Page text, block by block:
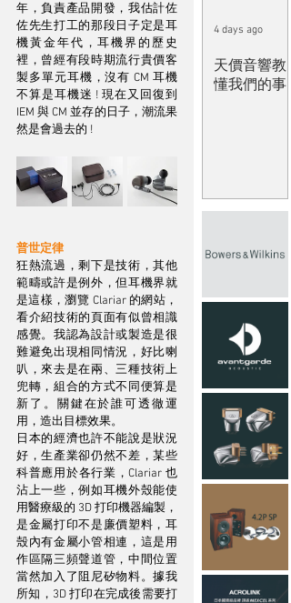
年，負責產品開發，我估計佐
佐先生打工的那段日子定是耳
機黃金年代，耳機界的歷史
裡，曾經有段時期流行貴價客
製多單元耳機，沒有 CM 耳機
不算是耳機迷 ! 現在又回復到
IEM 與 CM 並存的日子，潮流果
然是會過去的 !
普世定律
狂熱流過，剩下是技術，其他
範疇或許是例外，但耳機界就
是這樣，瀏覽 Clariar 的網站，
看介紹技術的頁面有似曾相識
感覺。我認為設計或製造是很
難避免出現相同情況，好比喇
叭，來去是在兩、三種技術上
兜轉，組合的方式不同便算是
新了。關鍵在於誰可透徹運
用，造出目標效果。
日本的經濟也許不能說是狀況
好，生產業卻仍然不差，某些
科普應用於各行業，Clariar 也
沾上一些，例如耳機外殼能使
用醫療級的 3D 打印機器編製，
是金屬打印不是廉價塑料，耳
殼內有金屬小管相連，這是用
作區隔三頻聲道管，中間位置
當然加入了阻尼矽物料。據我
所知，3D 打印在完成後需要打
天價音響教
懂我們的事
4 days ago